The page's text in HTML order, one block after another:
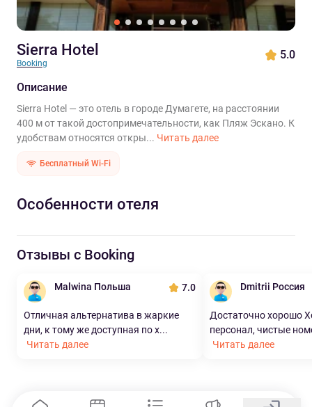
Sierra Hotel
Booking
5.0
Описание
Sierra Hotel — это отель в городе Думагете, на расстоянии
400 м от такой достопримечательности, как Пляж Эскано. К
удобствам относятся откры... Читать далее
Бесплатный Wi-Fi
Особенности отеля
Отзывы с Booking
Malwina Польша 7.0
Отличная альтернатива в жаркие
дни, к тому же доступная по х...
Читать далее
Dmitrii Россия
Достаточно хорошо
персонал, чистые
Читать далее